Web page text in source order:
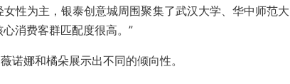
性为主，银泰创意城周围聚集了武汉大学、华中师范大
消费客群匹配度很高。”
诺娜和橘朵展示出不同的倾向性。